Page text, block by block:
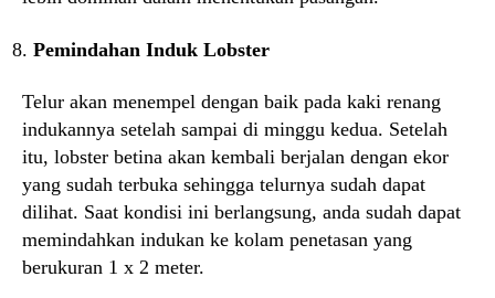
Pemindahan Induk Lobster
Telur akan menempel dengan baik pada kaki renang
indukannya setelah sampai di minggu kedua. Setelah
itu, lobster betina akan kembali berjalan dengan ekor
yang sudah terbuka sehingga telurnya sudah dapat
dilihat. Saat kondisi ini berlangsung, anda sudah dapat
memindahkan indukan ke kolam penetasan yang
berukuran 1 x 2 meter.